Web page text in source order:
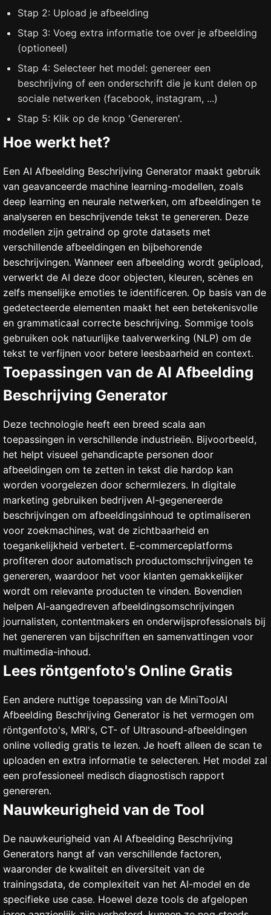
Stap 2: Upload je afbeelding
Stap 3: Voeg extra informatie toe over je afbeelding
(optioneel)
Stap 4: Selecteer het model: genereer een
beschrijving of een onderschrift die je kunt delen op
sociale netwerken (facebook, instagram, ...)
Stap 5: Klik op de knop 'Genereren'.
Hoe werkt het?
Een AI Afbeelding Beschrijving Generator maakt gebruik
van geavanceerde machine learning-modellen, zoals
deep learning en neurale netwerken, om afbeeldingen te
analyseren en beschrijvende tekst te genereren. Deze
modellen zijn getraind op grote datasets met
verschillende afbeeldingen en bijbehorende
beschrijvingen. Wanneer een afbeelding wordt geüpload,
verwerkt de AI deze door objecten, kleuren, scènes en
zelfs menselijke emoties te identificeren. Op basis van de
gedetecteerde elementen maakt het een betekenisvolle
en grammaticaal correcte beschrijving. Sommige tools
gebruiken ook natuurlijke taalverwerking (NLP) om de
tekst te verfijnen voor betere leesbaarheid en context.
Toepassingen van de AI Afbeelding
Beschrijving Generator
Deze technologie heeft een breed scala aan
toepassingen in verschillende industrieën. Bijvoorbeeld,
het helpt visueel gehandicapte personen door
afbeeldingen om te zetten in tekst die hardop kan
worden voorgelezen door schermlezers. In digitale
marketing gebruiken bedrijven AI-gegenereerde
beschrijvingen om afbeeldingsinhoud te optimaliseren
voor zoekmachines, wat de zichtbaarheid en
toegankelijkheid verbetert. E-commerceplatforms
profiteren door automatisch productomschrijvingen te
genereren, waardoor het voor klanten gemakkelijker
wordt om relevante producten te vinden. Bovendien
helpen AI-aangedreven afbeeldingsomschrijvingen
journalisten, contentmakers en onderwijsprofessionals bij
het genereren van bijschriften en samenvattingen voor
multimedia-inhoud.
Lees röntgenfoto's Online Gratis
Een andere nuttige toepassing van de MiniToolAI
Afbeelding Beschrijving Generator is het vermogen om
röntgenfoto's, MRI's, CT- of Ultrasound-afbeeldingen
online volledig gratis te lezen. Je hoeft alleen de scan te
uploaden en extra informatie te selecteren. Het model zal
een professioneel medisch diagnostisch rapport
genereren.
Nauwkeurigheid van de Tool
De nauwkeurigheid van AI Afbeelding Beschrijving
Generators hangt af van verschillende factoren,
waaronder de kwaliteit en diversiteit van de
trainingsdata, de complexiteit van het AI-model en de
specifieke use case. Hoewel deze tools de afgelopen